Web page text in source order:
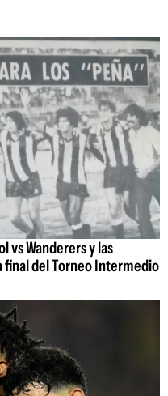
vs Wanderers y las
final del Torneo Intermedio